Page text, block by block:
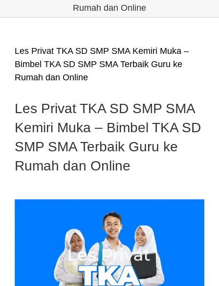
Rumah dan Online
Les Privat TKA SD SMP SMA Kemiri Muka –
Bimbel TKA SD SMP SMA Terbaik Guru ke
Rumah dan Online
Les Privat TKA SD SMP SMA
Kemiri Muka – Bimbel TKA SD
SMP SMA Terbaik Guru ke
Rumah dan Online